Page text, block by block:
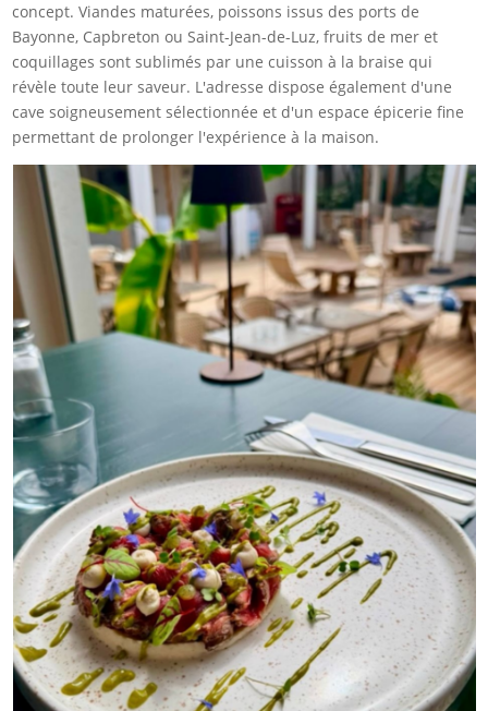
concept. Viandes maturées, poissons issus des ports de
Bayonne, Capbreton ou Saint-Jean-de-Luz, fruits de mer et
coquillages sont sublimés par une cuisson à la braise qui
révèle toute leur saveur. L'adresse dispose également d'une
cave soigneusement sélectionnée et d'un espace épicerie fine
permettant de prolonger l'expérience à la maison.